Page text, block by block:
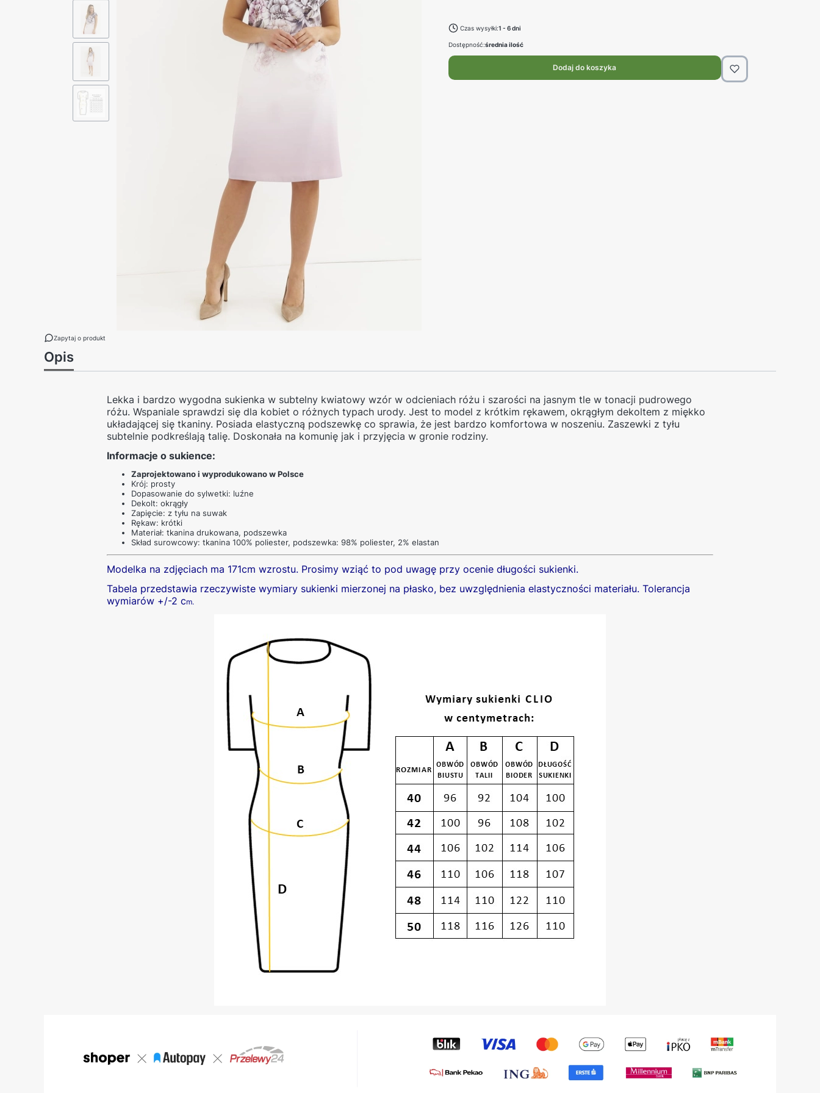
Czas wysyłki:1 - 6 dni
Dostępność:średnia ilość
Dodaj do koszyka
Zapytaj o produkt
Opis
Lekka i bardzo wygodna sukienka w subtelny kwiatowy wzór w odcieniach różu i szarości na jasnym tle w tonacji pudrowego
różu. Wspaniale sprawdzi się dla kobiet o różnych typach urody. Jest to model z krótkim rękawem, okrągłym dekoltem z miękko
układającej się tkaniny. Posiada elastyczną podszewkę co sprawia, że jest bardzo komfortowa w noszeniu. Zaszewki z tyłu
subtelnie podkreślają talię. Doskonała na komunię jak i przyjęcia w gronie rodziny.
Informacje o sukience:
Zaprojektowano i wyprodukowano w Polsce
Krój: prosty
Dopasowanie do sylwetki: luźne
Dekolt: okrągły
Zapięcie: z tyłu na suwak
Rękaw: krótki
Materiał: tkanina drukowana, podszewka
Skład surowcowy: tkanina 100% poliester, podszewka: 98% poliester, 2% elastan
Modelka na zdjęciach ma 171cm wzrostu. Prosimy wziąć to pod uwagę przy ocenie długości sukienki.
Tabela przedstawia rzeczywiste wymiary sukienki mierzonej na płasko, bez uwzględnienia elastyczności materiału. Tolerancja
wymiarów +/-2 cm.